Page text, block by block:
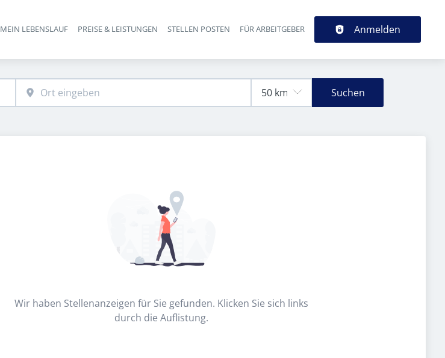
Haupt-Navigation
MEIN LEBENSLAUF PREISE & LEISTUNGEN STELLEN POSTEN FÜR ARBEITGEBER Anmelden
Suchen
Wir haben Stellenanzeigen für Sie gefunden. Klicken Sie sich links
durch die Auflistung.